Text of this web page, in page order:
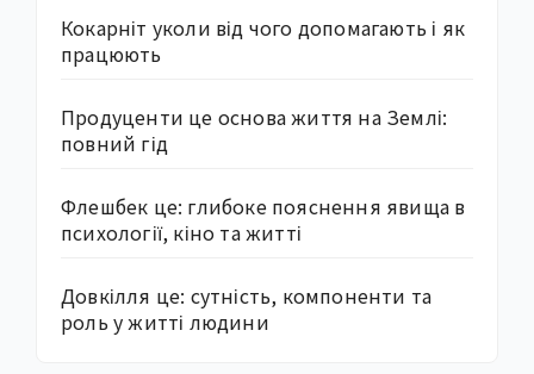
Кокарніт уколи від чого допомагають і як
працюють
Продуценти це основа життя на Землі:
повний гід
Флешбек це: глибоке пояснення явища в
психології, кіно та житті
Довкілля це: сутність, компоненти та
роль у житті людини